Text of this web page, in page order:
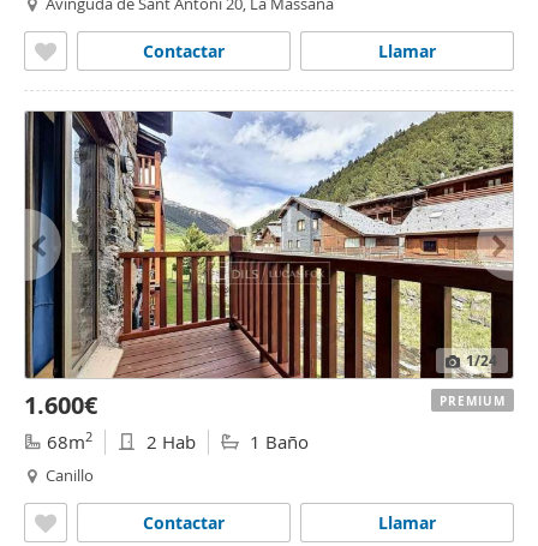
Llamar
Contactar
1/24
1.600€
68m2 2 Hab 1 Baño
Canillo
Llamar
Contactar
PREMIUM